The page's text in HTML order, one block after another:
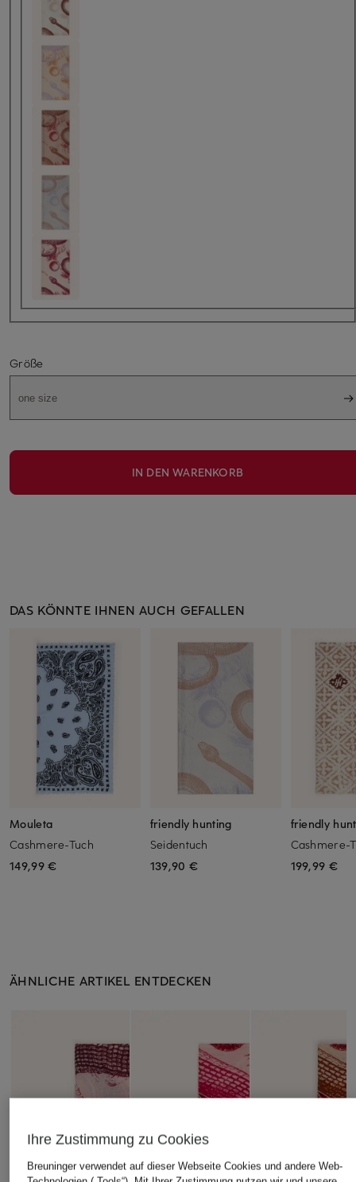
Größe
one size
IN DEN WARENKORB
DAS KÖNNTE IHNEN AUCH GEFALLEN
Mouleta
Cashmere-Tuch
149,99 €
friendly hunting
Seidentuch
139,90 €
friendly
Cashmere-
199,99 €
ÄHNLICHE ARTIKEL ENTDECKEN
Ihre Zustimmung zu Cookies
Breuninger verwendet auf dieser Webseite Cookies und andere Web-